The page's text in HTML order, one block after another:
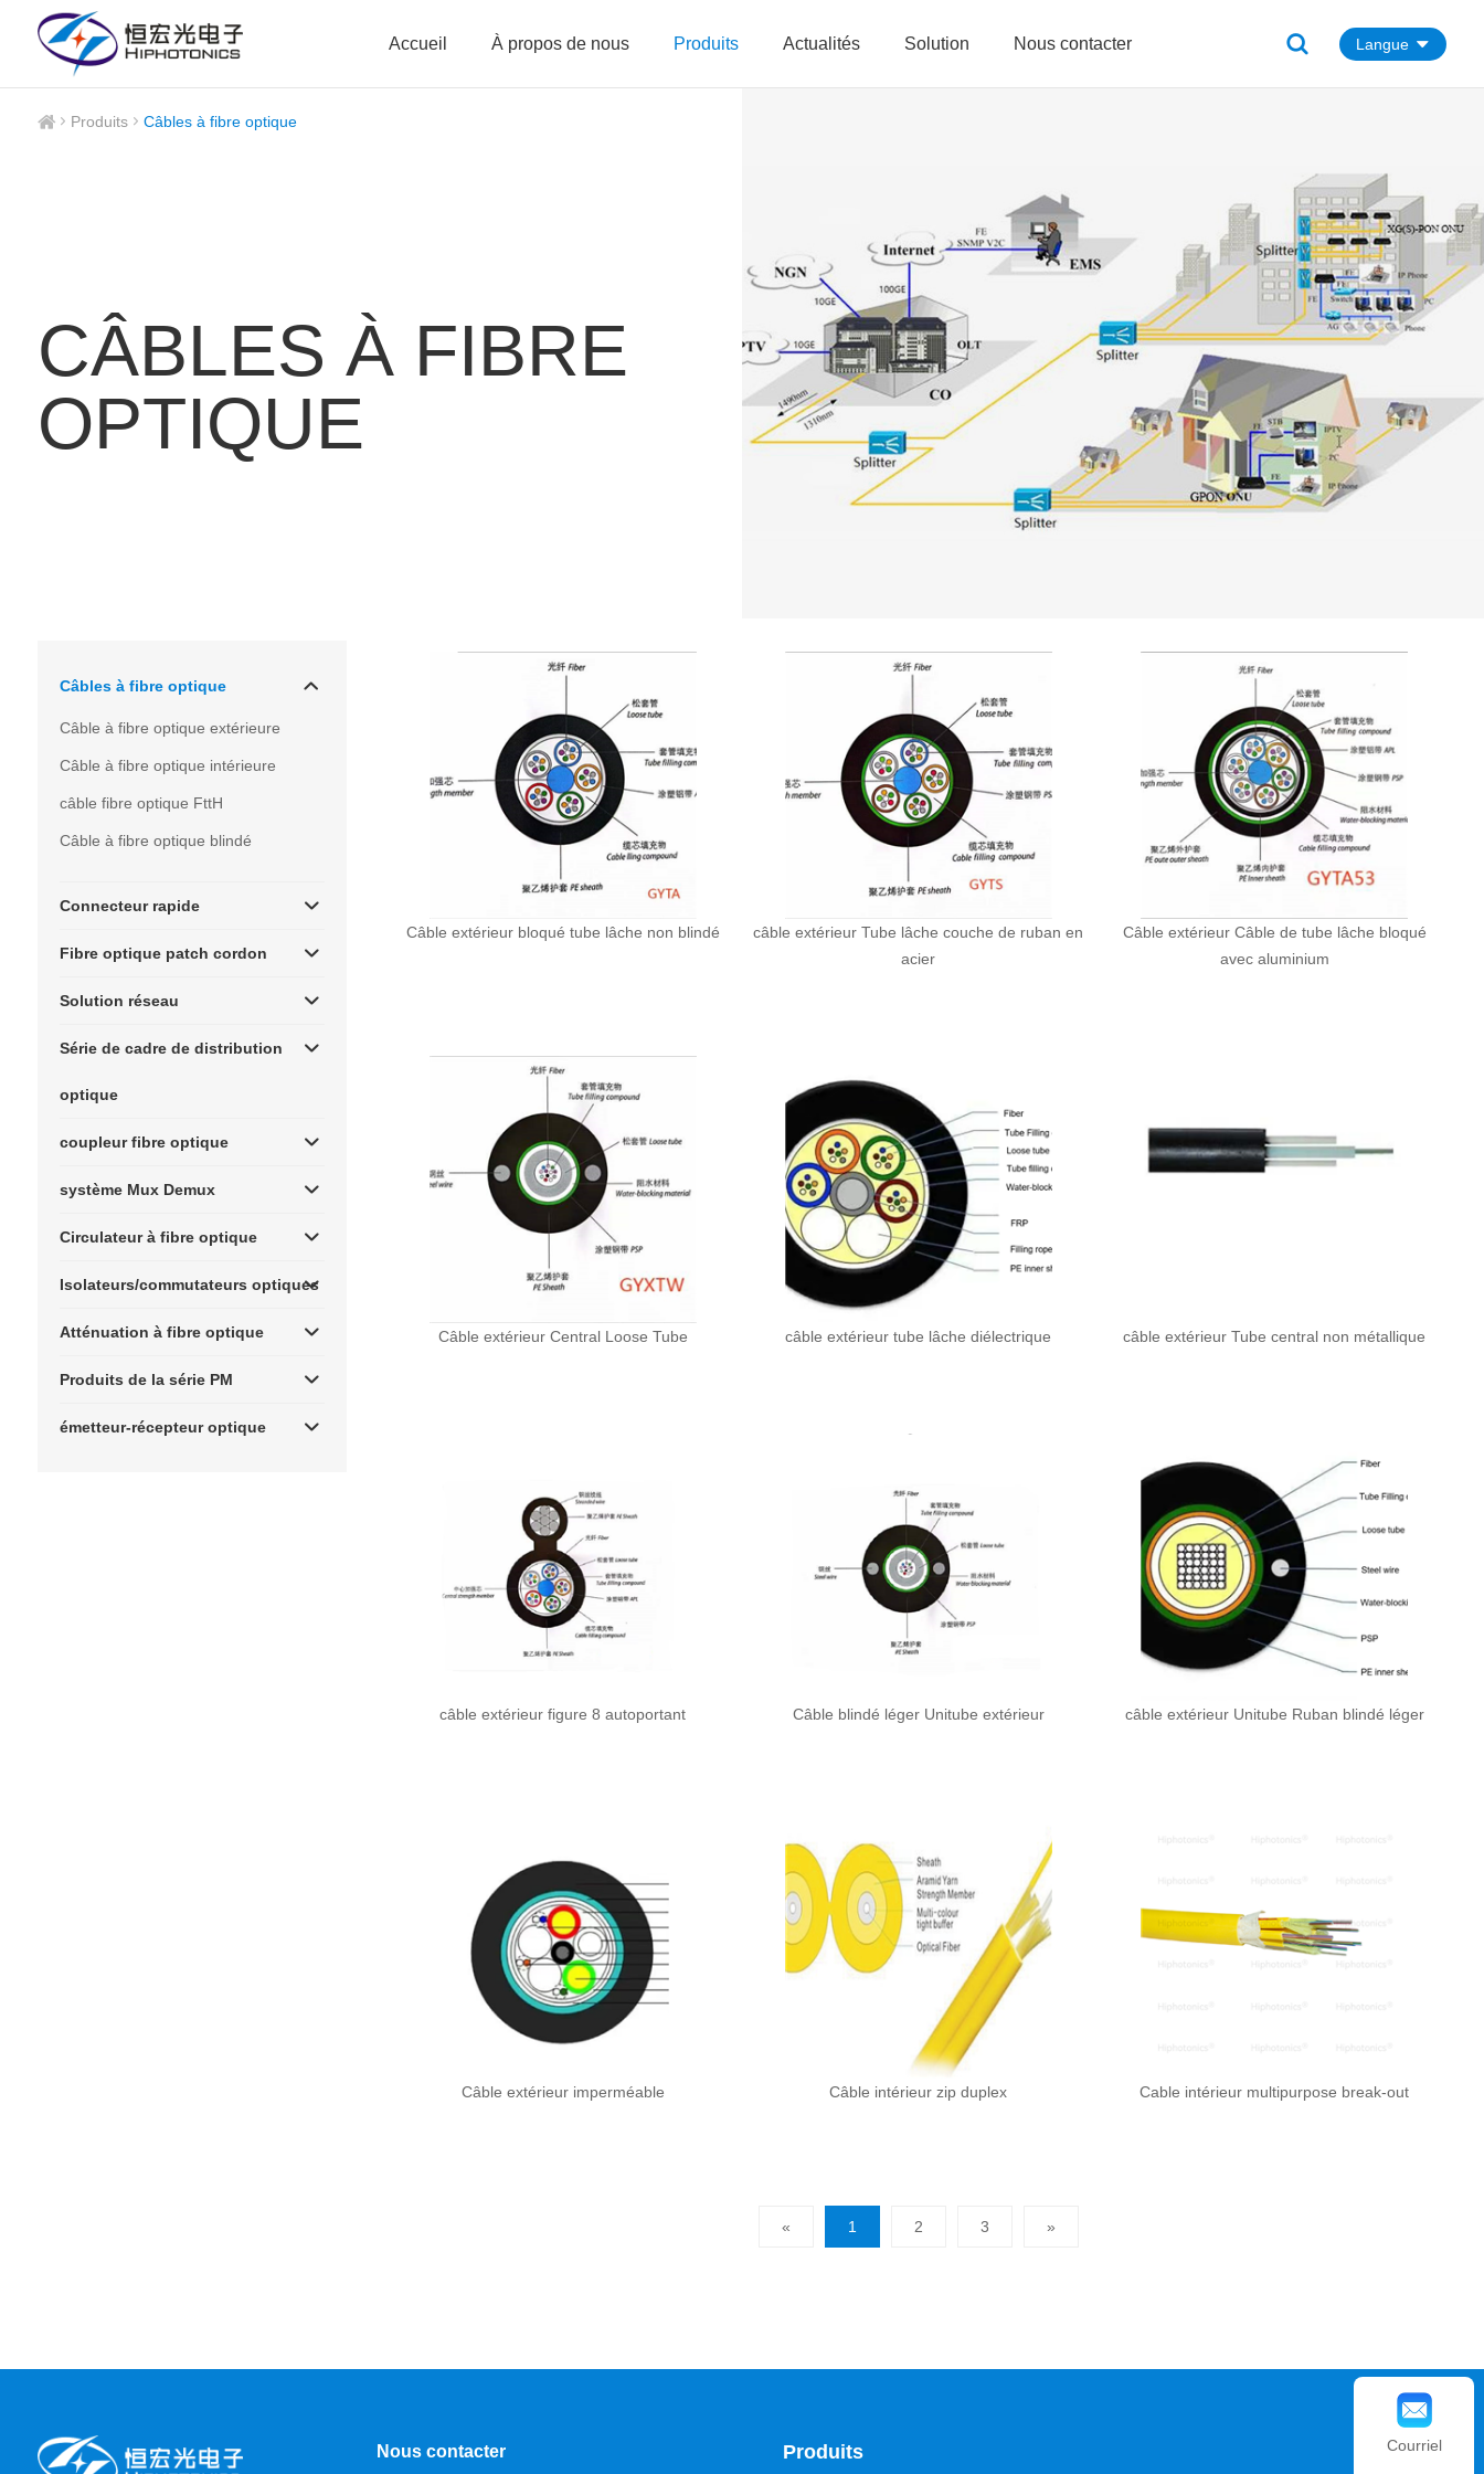
Accueil À propos de nous Produits Actualités Solution Nous contacter Langue
Produits Câbles à fibre optique
CÂBLES À FIBRE
OPTIQUE
Câble extérieur bloqué tube lâche non blindé
câble extérieur Tube lâche couche de ruban en
acier
Câble extérieur Câble de tube lâche bloqué
avec aluminium
Câble extérieur Central Loose Tube câble extérieur tube lâche diélectrique câble extérieur Tube central non métallique
câble extérieur figure 8 autoportant Câble blindé léger Unitube extérieur câble extérieur Unitube Ruban blindé léger
Câble extérieur imperméable Câble intérieur zip duplex Cable intérieur multipurpose break-out
« 1 2 3 »
Câbles à fibre optique
Câble à fibre optique extérieure
Câble à fibre optique intérieure
câble fibre optique FttH
Câble à fibre optique blindé
Connecteur rapide
Fibre optique patch cordon
Solution réseau
Série de cadre de distribution
optique
coupleur fibre optique
système Mux Demux
Circulateur à fibre optique
Isolateurs/commutateurs optiques
Atténuation à fibre optique
Produits de la série PM
émetteur-récepteur optique
Produits
Nous contacter Courriel